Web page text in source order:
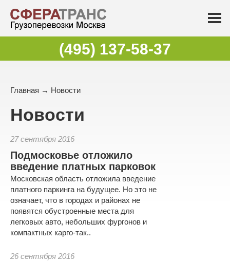
(495) 137-58-37
Главная → Новости
Новости
27 сентября 2016
Подмосковье отложило
введение платных парковок
Московская область отложила введение
платного паркинга на будущее. Но это не
означает, что в городах и районах не
появятся обустроенные места для
легковых авто, небольших фургонов и
компактных карго-так..
26 сентября 2016